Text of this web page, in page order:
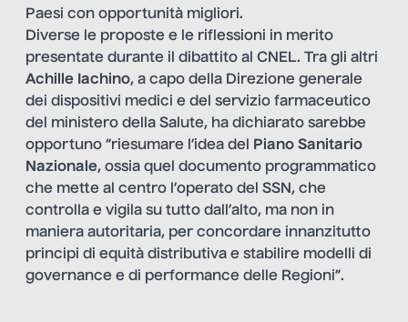
Paesi con opportunità migliori.
Diverse le proposte e le riflessioni in merito
presentate durante il dibattito al CNEL. Tra gli altri
Achille Iachino, a capo della Direzione generale
dei dispositivi medici e del servizio farmaceutico
del ministero della Salute, ha dichiarato sarebbe
opportuno “riesumare l’idea del
Piano Sanitario
Nazionale, ossia quel documento programmatico
che mette al centro l’operato del SSN, che
controlla e vigila su tutto dall’alto, ma non in
maniera autoritaria, per concordare innanzitutto
principi di equità distributiva e stabilire modelli di
governance e di performance delle Regioni”.